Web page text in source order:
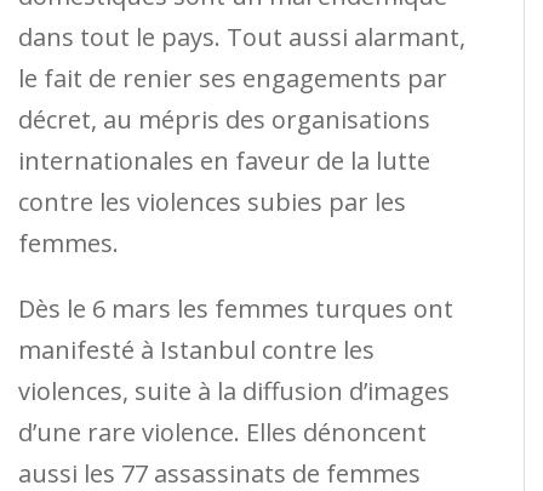
dans tout le pays. Tout aussi alarmant,
le fait de renier ses engagements par
décret, au mépris des organisations
internationales en faveur de la lutte
contre les violences subies par les
femmes.
Dès le 6 mars les femmes turques ont
manifesté à Istanbul contre les
violences, suite à la diffusion d’images
d’une rare violence. Elles dénoncent
aussi les 77 assassinats de femmes